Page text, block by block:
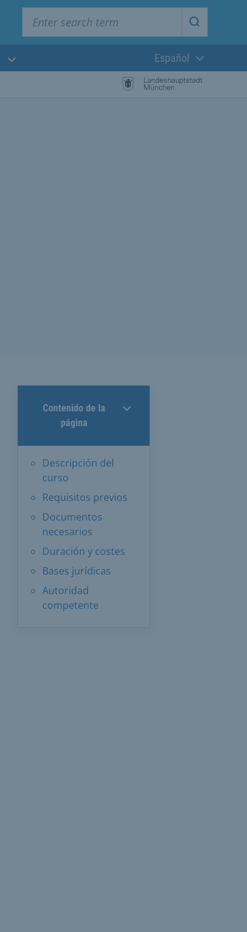
Start
Lengua actual:
Español
Contenido de la
página
Descripción del
curso
Requisitos previos
Documentos
necesarios
Duración y costes
Bases jurídicas
Autoridad
competente